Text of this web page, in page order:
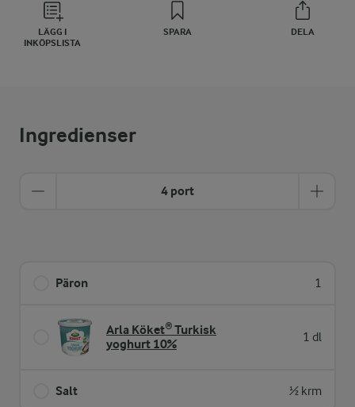
LÄGG I
INKÖPSLISTA
SPARA DELA
Ingredienser
4 port
Päron 1
Arla Köket® Turkisk
yoghurt 10%
1 dl
Salt ½ krm